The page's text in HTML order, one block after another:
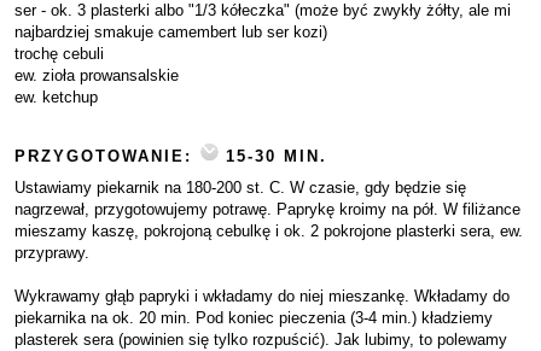
ser - ok. 3 plasterki albo "1/3 kółeczka" (może być zwykły żółty, ale mi
najbardziej smakuje camembert lub ser kozi)
trochę cebuli
ew. zioła prowansalskie
ew. ketchup
PRZYGOTOWANIE:
15-30 MIN.
Ustawiamy piekarnik na 180-200 st. C. W czasie, gdy będzie się
nagrzewał, przygotowujemy potrawę. Paprykę kroimy na pół. W filiżance
mieszamy kaszę, pokrojoną cebulkę i ok. 2 pokrojone plasterki sera, ew.
przyprawy.
Wykrawamy głąb papryki i wkładamy do niej mieszankę. Wkładamy do
piekarnika na ok. 20 min. Pod koniec pieczenia (3-4 min.) kładziemy
plasterek sera (powinien się tylko rozpuścić). Jak lubimy, to polewamy